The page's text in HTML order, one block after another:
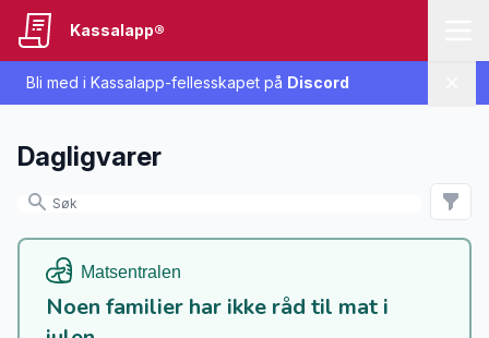
Bli med i Kassalapp-fellesskapet på Discord
Kassalapp®
Dagligvarer
Noen familier har ikke råd til mat i